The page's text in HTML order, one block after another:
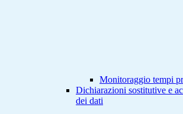
Monitoraggio tempi
Dichiarazioni sostitutive e
dei dati